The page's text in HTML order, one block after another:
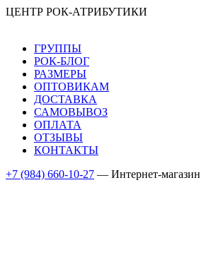
ЦЕНТР РОК-АТРИБУТИКИ
ГРУППЫ
РОК-БЛОГ
РАЗМЕРЫ
ОПТОВИКАМ
ДОСТАВКА
САМОВЫВОЗ
ОПЛАТА
ОТЗЫВЫ
КОНТАКТЫ
+7 (984) 660-10-27 — Интернет-магазин